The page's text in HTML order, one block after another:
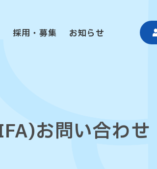
採用・募集 お知らせ
お問い合わせ